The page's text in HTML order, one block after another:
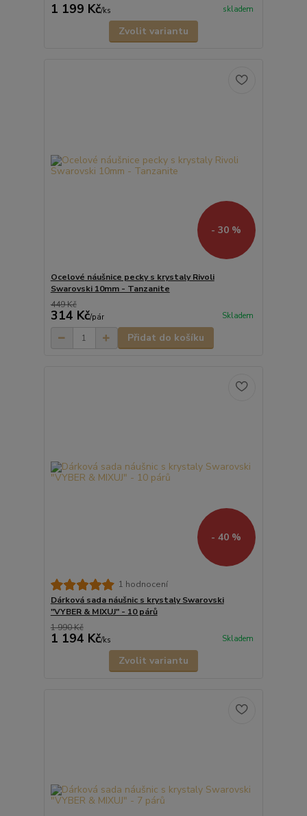
1 199 Kč/ks skladem
Zvolit variantu
- 30 %
Ocelové náušnice pecky s krystaly Rivoli
Swarovski 10mm - Tanzanite
449 Kč
314 Kč/pár Skladem
Přidat do košíku
- 40 %
1 hodnocení
Dárková sada náušnic s krystaly Swarovski
"VYBER & MIXUJ" - 10 párů
1 990 Kč
1 194 Kč/ks Skladem
Zvolit variantu